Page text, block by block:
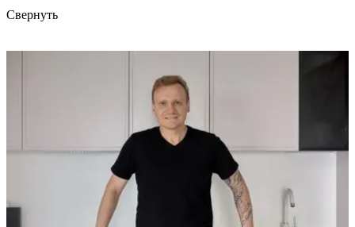
Свернуть